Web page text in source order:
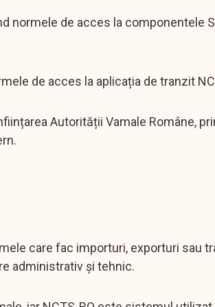
normele de acces la componentele
de acces la aplicația de tranzit
Autorității Vamale Române,
care fac importuri, exporturi sau
administrativ și tehnic.